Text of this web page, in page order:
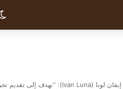
إيفان لونا (Ivan Luna): “نهدف إلى تقديم تجربة رمضانية لا تُنسى تجمع بين الأصالة والفخامة”